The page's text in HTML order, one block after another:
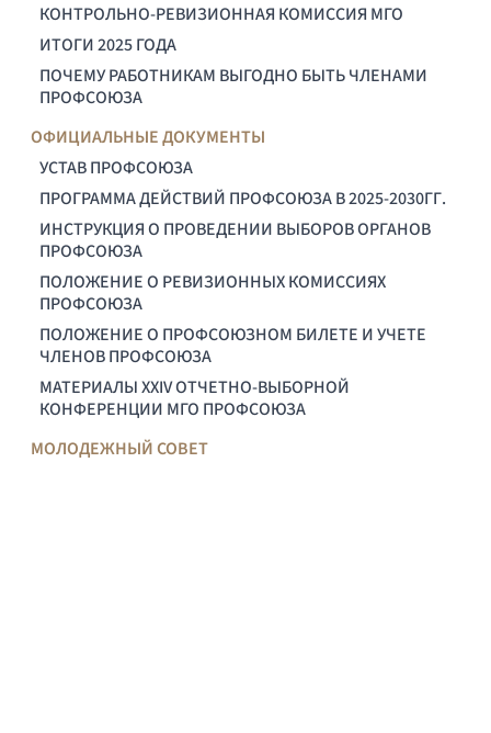
КОНТРОЛЬНО-РЕВИЗИОННАЯ КОМИССИЯ МГО
ИТОГИ 2025 ГОДА
ПОЧЕМУ РАБОТНИКАМ ВЫГОДНО БЫТЬ ЧЛЕНАМИ
ПРОФСОЮЗА
ОФИЦИАЛЬНЫЕ ДОКУМЕНТЫ
УСТАВ ПРОФСОЮЗА
ПРОГРАММА ДЕЙСТВИЙ ПРОФСОЮЗА В 2025-2030ГГ.
ИНСТРУКЦИЯ О ПРОВЕДЕНИИ ВЫБОРОВ ОРГАНОВ
ПРОФСОЮЗА
ПОЛОЖЕНИЕ О РЕВИЗИОННЫХ КОМИССИЯХ
ПРОФСОЮЗА
ПОЛОЖЕНИЕ О ПРОФСОЮЗНОМ БИЛЕТЕ И УЧЕТЕ
ЧЛЕНОВ ПРОФСОЮЗА
МАТЕРИАЛЫ XXIV ОТЧЕТНО-ВЫБОРНОЙ
КОНФЕРЕНЦИИ МГО ПРОФСОЮЗА
МОЛОДЕЖНЫЙ СОВЕТ